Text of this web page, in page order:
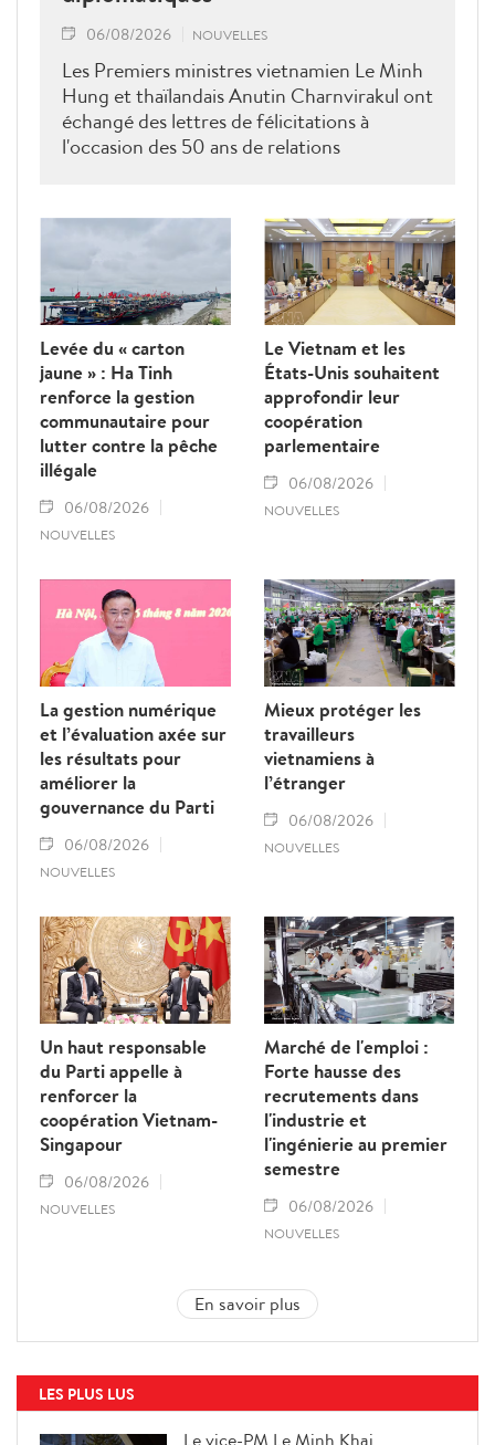
06/08/2026 NOUVELLES
Les Premiers ministres vietnamien Le Minh
Hung et thaïlandais Anutin Charnvirakul ont
échangé des lettres de félicitations à
l'occasion des 50 ans de relations
Levée du « carton
jaune » : Ha Tinh
renforce la gestion
communautaire pour
lutter contre la pêche
illégale
06/08/2026
NOUVELLES
Le Vietnam et les
États-Unis souhaitent
approfondir leur
coopération
parlementaire
06/08/2026
NOUVELLES
La gestion numérique
et l’évaluation axée sur
les résultats pour
améliorer la
gouvernance du Parti
06/08/2026
NOUVELLES
Mieux protéger les
travailleurs
vietnamiens à
l’étranger
06/08/2026
NOUVELLES
Un haut responsable
du Parti appelle à
renforcer la
coopération Vietnam-
Singapour
06/08/2026
NOUVELLES
Marché de l'emploi :
Forte hausse des
recrutements dans
l'industrie et
l'ingénierie au premier
semestre
06/08/2026
NOUVELLES
En savoir plus
LES PLUS LUS
Le vice-PM Le Minh Khai